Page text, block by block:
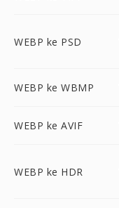
WEBP ke PSD
WEBP ke WBMP
WEBP ke AVIF
WEBP ke HDR